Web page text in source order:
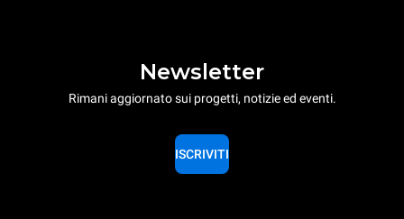
Newsletter
Rimani aggiornato sui progetti, notizie ed eventi.
ISCRIVITI